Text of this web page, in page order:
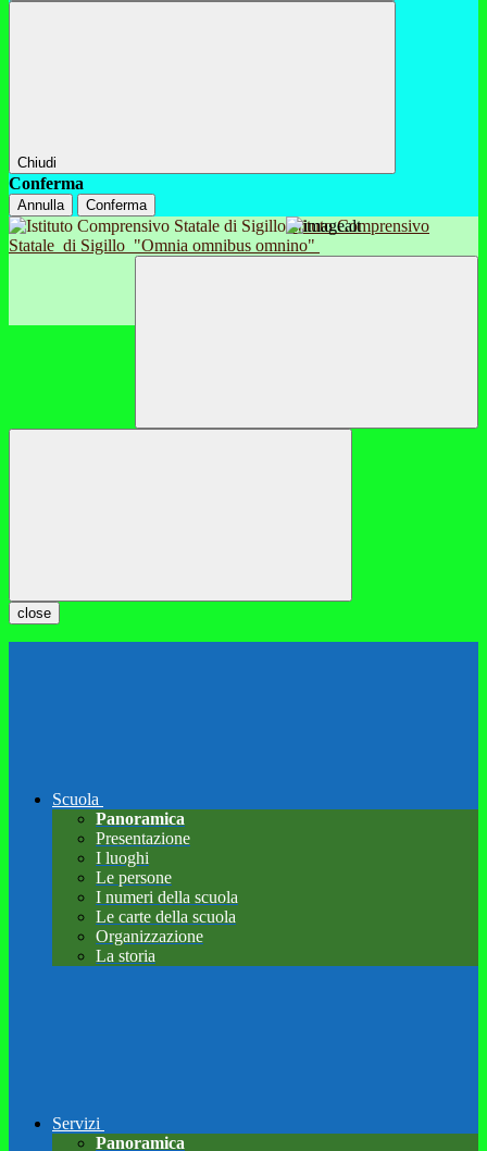
Chiudi
Conferma
Annulla Conferma
Istituto Comprensivo
Statale di Sigillo "Omnia omnibus omnino"
close
Scuola
Panoramica
Presentazione
I luoghi
Le persone
I numeri della scuola
Le carte della scuola
Organizzazione
La storia
Servizi
Panoramica